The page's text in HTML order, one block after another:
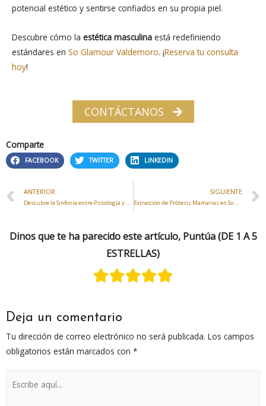
potencial estético y sentirse confiados en su propia piel.
Descubre cómo la estética masculina está redefiniendo
estándares en So Glamour Valdemoro. ¡Reserva tu consulta
hoy!
CONTÁCTANOS
Comparte
FACEBOOK TWITTER LINKEDIN
ANTERIOR
Descubre la Sinfonía entre Psicología y Cirugía Plástica: Bienestar Estético y Mental en So Glamour Valdemoro
SIGUIENTE
Extracción de Prótesis Mamarias en So Glamour en Valdemoro: Un Viaje hacia la Autenticidad y Bienestar
Dinos que te ha parecido este artículo, Puntúa (DE 1 A 5
ESTRELLAS)
Deja un comentario
Tu dirección de correo electrónico no será publicada. Los campos
obligatorios están marcados con *